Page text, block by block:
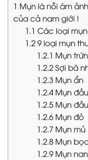
1 Mụn là nỗi ám
của cả nam giới !
1.1 Các loại
1.29 loại mụn
1.2.1 Mụn
1.2.2Sợi bã
1.2.3Mụn ẩn
1.2.4Mụn
1.2.5Mụn
1.2.6Mụn đỏ
1.2.7Mụn mủ
1.2.8Mụn bọc
1.2.9Mụn